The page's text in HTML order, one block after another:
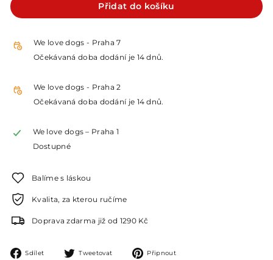
Přidat do košíku
We love dogs - Praha 7
Očekávaná doba dodání je 14 dnů.
We love dogs - Praha 2
Očekávaná doba dodání je 14 dnů.
We love dogs – Praha 1
Dostupné
Balíme s láskou
Kvalita, za kterou ručíme
Doprava zdarma již od 1290 Kč
Sdílet
Sdílet
Tweetovat
TweetovatPřipnout